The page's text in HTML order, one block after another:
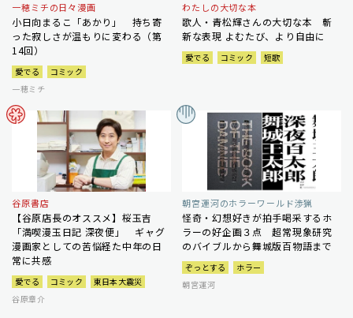
一穂ミチの日々漫画
小日向まるこ「あかり」 持ち寄
った寂しさが温もりに変わる（第
14回）
愛でる
コミック
一穂ミチ
わたしの大切な本
歌人・青松輝さんの大切な本 斬
新な表現 よむたび、より自由に
愛でる コミック 短歌
谷原書店
【谷原店長のオススメ】桜玉吉
「満喫漫玉日記 深夜便」 ギャグ
漫画家としての苦悩経た中年の日
常に共感
愛でる コミック
東日本大震災
谷原章介
朝宮運河のホラーワールド渉猟
怪奇・幻想好きが拍手喝采するホ
ラーの好企画３点 超常現象研究
のバイブルから舞城版百物語まで
ぞっとする
ホラー
朝宮運河